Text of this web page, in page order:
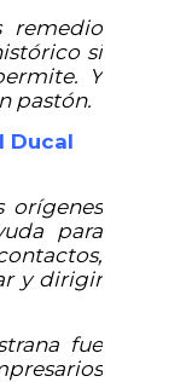
remedio
si
Y
pastón.
Ducal
orígenes
para
y dirigir
fue